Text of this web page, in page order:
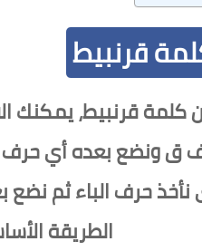
قرنبيط
قرنبيط، يمكنك
ق ونضع بعده أي
حرف الباء ثم
الطريقة